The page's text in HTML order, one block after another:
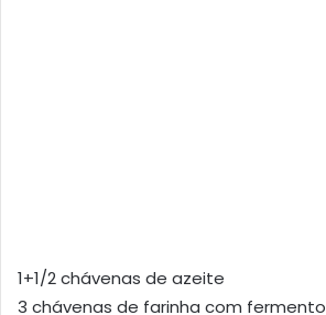
1+1/2 chávenas de azeite
3 chávenas de farinha com fermento